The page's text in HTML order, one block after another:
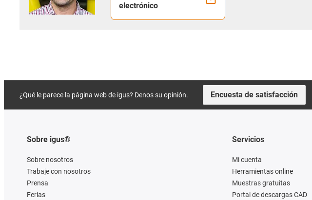
electrónico
¿Qué le parece la página web de igus? Denos su opinión. Encuesta de satisfacción
Sobre igus®
Sobre nosotros
Trabaje con nosotros
Prensa
Ferias
Servicios
Mi cuenta
Herramientas online
Muestras gratuitas
Portal de descargas CAD